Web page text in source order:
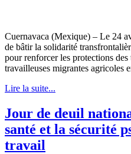
Cuernavaca (Mexique) – Le 24
de bâtir la solidarité
pour renforcer les protections
travailleuses migrantes agricoles
Lire la suite...
Jour de deuil
santé et la sécurité
travail